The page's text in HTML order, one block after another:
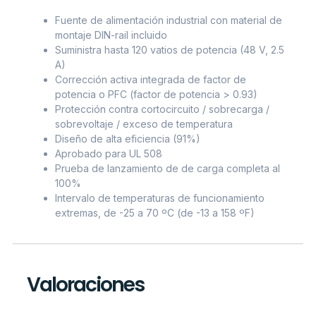
Fuente de alimentación industrial con material de
montaje DIN-rail incluido
Suministra hasta 120 vatios de potencia (48 V, 2.5
A)
Corrección activa integrada de factor de
potencia o PFC (factor de potencia > 0.93)
Protección contra cortocircuito / sobrecarga /
sobrevoltaje / exceso de temperatura
Diseño de alta eficiencia (91%)
Aprobado para UL 508
Prueba de lanzamiento de de carga completa al
100%
Intervalo de temperaturas de funcionamiento
extremas, de -25 a 70 ºC (de -13 a 158 ºF)
Valoraciones